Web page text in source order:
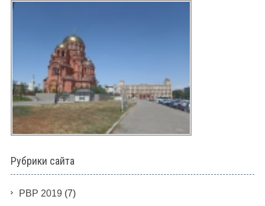
Рубрики сайта
PBP 2019 (7)